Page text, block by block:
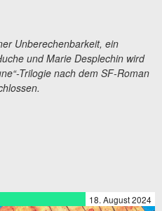
Unberechenbarkeit, ein
und Marie Desplechin wird
Trilogie nach dem SF-Roman
18. August 2024